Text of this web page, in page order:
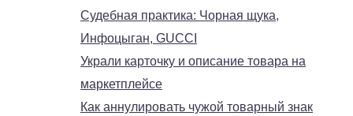
Судебная практика: Чорная щука,
Инфоцыган, GUCCI
Украли карточку и описание товара на
маркетплейсе
Как аннулировать чужой товарный знак